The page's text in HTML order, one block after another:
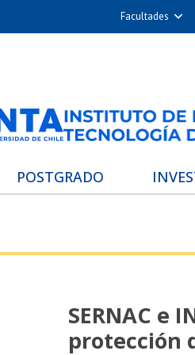
Facultades
Cs.
Filosofía y
POSTGRADO
SERNAC e
protección